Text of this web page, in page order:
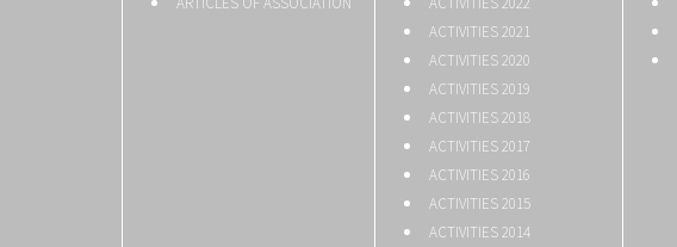
ACTIVITIES 2021
ACTIVITIES 2020
ACTIVITIES 2019
ACTIVITIES 2018
ACTIVITIES 2017
ACTIVITIES 2016
ACTIVITIES 2015
ACTIVITIES 2014